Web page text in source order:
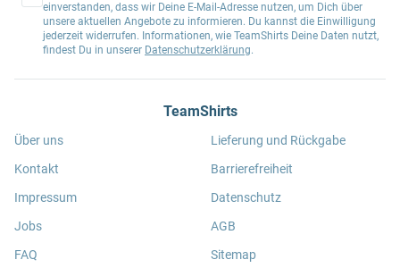
einverstanden, dass wir Deine E-Mail-Adresse nutzen, um Dich über
unsere aktuellen Angebote zu informieren. Du kannst die Einwilligung
jederzeit widerrufen. Informationen, wie TeamShirts Deine Daten nutzt,
findest Du in unserer Datenschutzerklärung.
TeamShirts
Über uns
Kontakt
Impressum
Jobs
FAQ
Lieferung und Rückgabe
Barrierefreiheit
Datenschutz
AGB
Sitemap